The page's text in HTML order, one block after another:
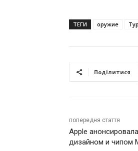
ТЕГИ оружие
Поділитися
попередня стаття
Apple
дизайном и чипом